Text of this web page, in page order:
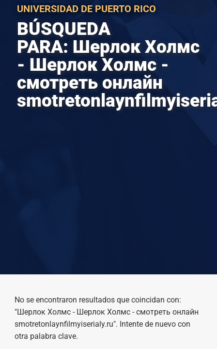
SOLICITA
UNIVERSIDAD DE PUERTO RICO
BÚSQUEDA
PARA: Шерлок Холмс
- Шерлок Холмс -
смотреть онлайн
No se encontraron resultados que coincidan con:
"Шерлок Холмс - Шерлок Холмс - смотреть онлайн
smotretonlaynfilmyiserialy.ru". Intente de nuevo con
otra palabra clave.